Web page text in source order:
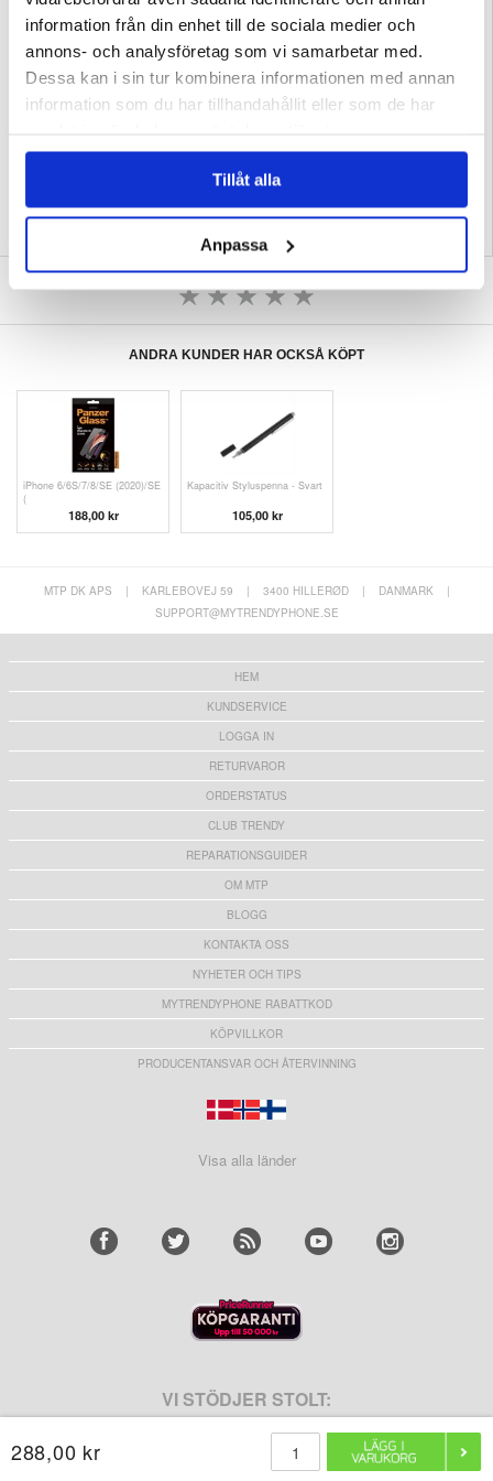
information från din enhet till de sociala medier och
annons- och analysföretag som vi samarbetar med.
Dessa kan i sin tur kombinera informationen med annan
information som du har tillhandahållit eller som de har
Tillåt alla
Anpassa
- Exakta utskärningar för enkel åtkomst
Samsung Galaxy A25
ANDRA KUNDER HAR OCKSÅ KÖPT
iPhone 6/6S/7/8/SE (2020)/SE
(
188,00 kr
Kapacitiv Styluspenna - Svart
105,00 kr
288,00 kr
MTP DK APS | KARLEBOVEJ 59 | 3400 HILLERØD | DANMARK
|
SUPPORT@MYTRENDYPHONE.SE
HEM
KUNDSERVICE
LOGGA IN
RETURVAROR
ORDERSTATUS
CLUB TRENDY
REPARATIONSGUIDER
OM MTP
BLOGG
KONTAKTA OSS
NYHETER OCH TIPS
MYTRENDYPHONE RABATTKOD
KÖPVILLKOR
PRODUCENTANSVAR OCH ÅTERVINNING
Visa alla länder
VI STÖDJER STOLT: